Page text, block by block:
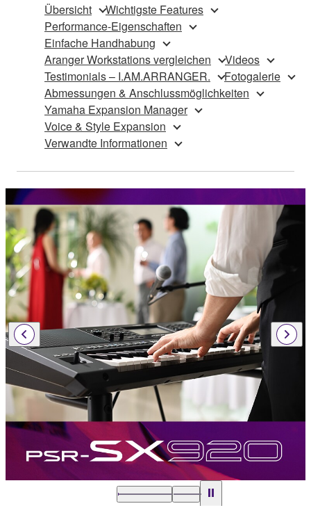
Übersicht
Wichtigste Features
Performance-Eigenschaften
Einfache Handhabung
Aranger Workstations vergleichen
Videos
Testimonials – I.AM.ARRANGER.
Fotogalerie
Abmessungen & Anschlussmöglichkeiten
Yamaha Expansion Manager
Voice & Style Expansion
Verwandte Informationen